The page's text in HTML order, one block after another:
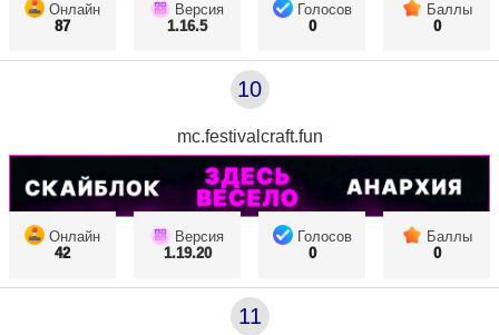
Онлайн
87
Версия
1.16.5
Голосов
0
Баллы
0
10
mc.festivalcraft.fun
Онлайн
42
Версия
1.19.20
Голосов
0
Баллы
0
11